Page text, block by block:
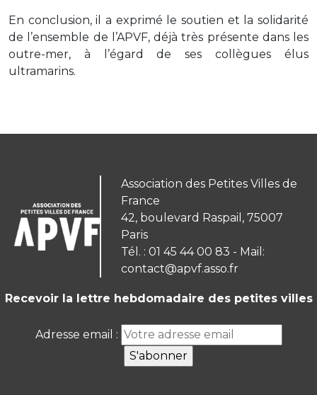
En conclusion, il a exprimé le soutien et la solidarité
de l’ensemble de l’APVF, déjà très présente dans les
outre-mer, à l’égard de ses collègues élus
ultramarins.
Association des Petites Villes de
France
42, boulevard Raspail, 75007
Paris
Tél. : 01 45 44 00 83 - Mail:
contact@apvf.asso.fr
Recevoir la lettre hebdomadaire des petites villes
Adresse email :